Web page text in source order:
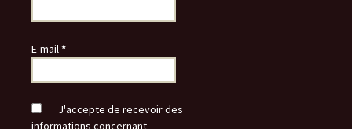
E-mail*
J'accepte de recevoir des
informations concernant